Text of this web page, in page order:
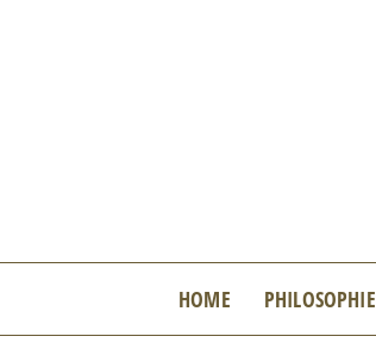
HOME PHILOSOPHIE